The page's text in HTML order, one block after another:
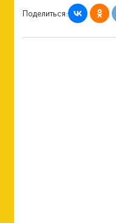
Поделиться: